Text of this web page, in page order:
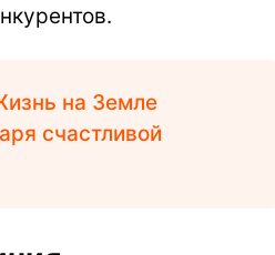
на Земле
счастливой